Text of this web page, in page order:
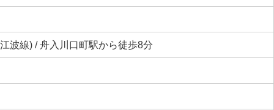
波線) / 舟入川口町駅から徒歩8分